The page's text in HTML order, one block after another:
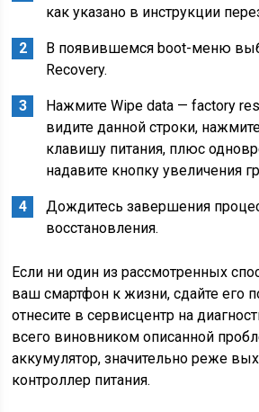
как указано в инструкции
В появившемся boot-меню
Recovery.
Нажмите Wipe data — factory
видите данной строки,
клавишу питания, плюс
надавите кнопку увеличения
Дождитесь завершения
восстановления.
Если ни один из рассмотренных
ваш смартфон к жизни, сдайте его
отнесите в сервисцентр на
всего виновником описанной
аккумулятор, значительно реже
контроллер питания.